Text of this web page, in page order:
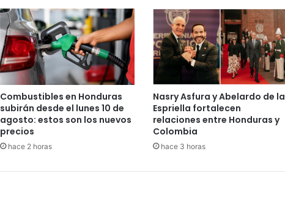
Combustibles en Honduras
subirán desde el lunes 10 de
agosto: estos son los nuevos
precios
hace 2 horas
Nasry Asfura y Abelardo de la
Espriella fortalecen
relaciones entre Honduras y
Colombia
hace 3 horas